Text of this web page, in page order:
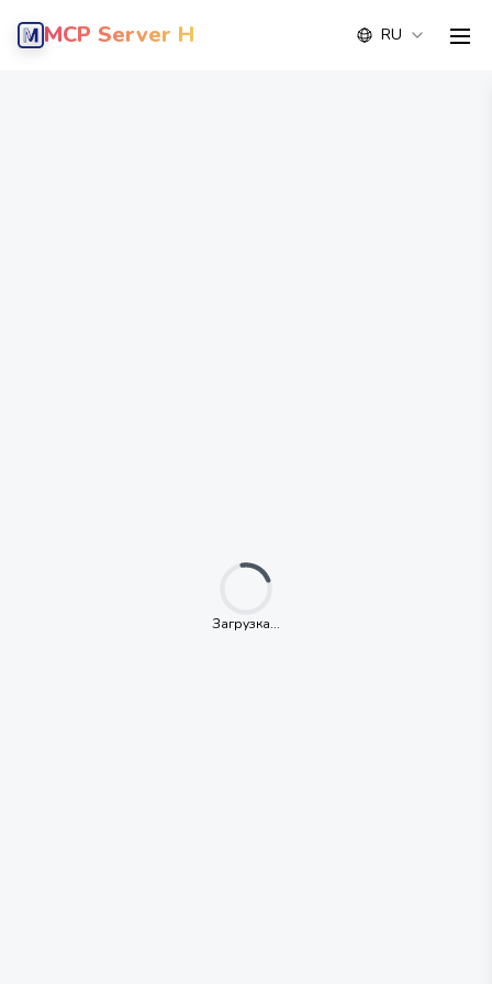
MCP Server Hub RU
Загрузка...